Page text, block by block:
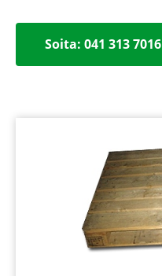
Soita: 041 313 7016‬